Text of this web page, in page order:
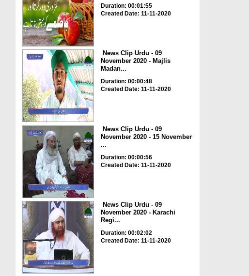
Duration: 00:01:55
Created Date: 11-11-2020
News Clip Urdu - 09
November 2020 - Majlis
Madan...
Duration: 00:00:48
Created Date: 11-11-2020
News Clip Urdu - 09
November 2020 - 15 November
...
Duration: 00:00:56
Created Date: 11-11-2020
News Clip Urdu - 09
November 2020 - Karachi
Regi...
Duration: 00:02:02
Created Date: 11-11-2020